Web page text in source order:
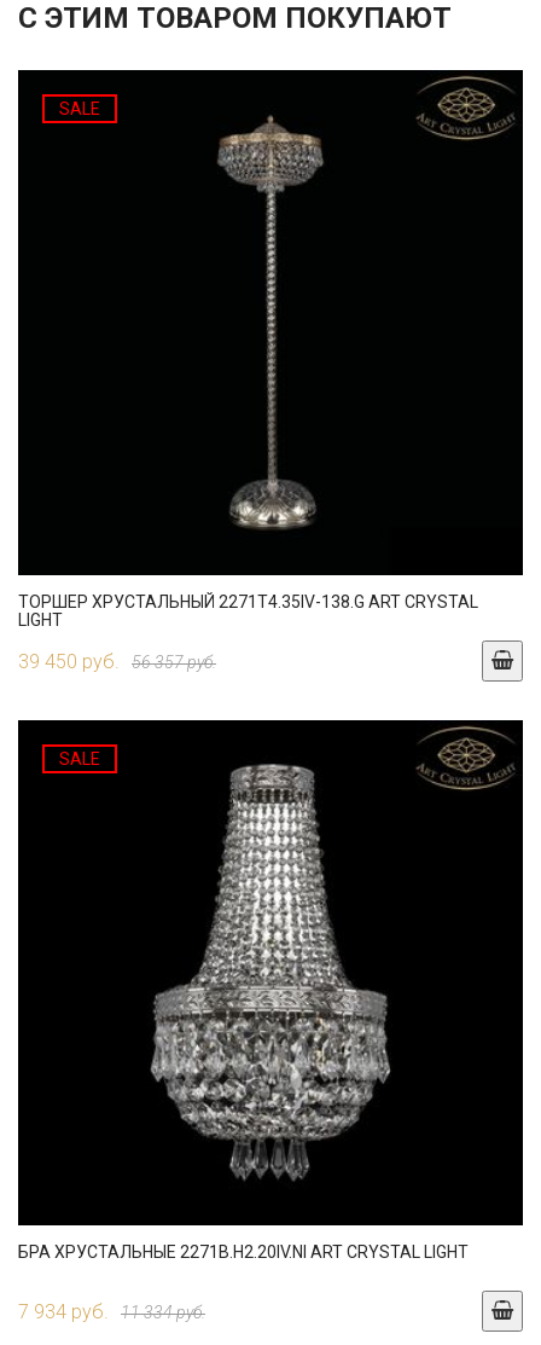
С ЭТИМ ТОВАРОМ ПОКУПАЮТ
SALE
ТОРШЕР ХРУСТАЛЬНЫЙ 2271T4.35IV-138.G ART CRYSTAL
LIGHT
39 450 руб. 56 357 руб.
SALE
БРА ХРУСТАЛЬНЫЕ 2271B.H2.20IV.NI ART CRYSTAL LIGHT
7 934 руб. 11 334 руб.